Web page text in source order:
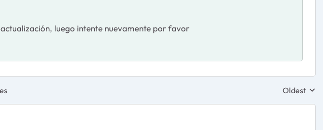
luego intente nuevamente por favor
Replies
Oldest